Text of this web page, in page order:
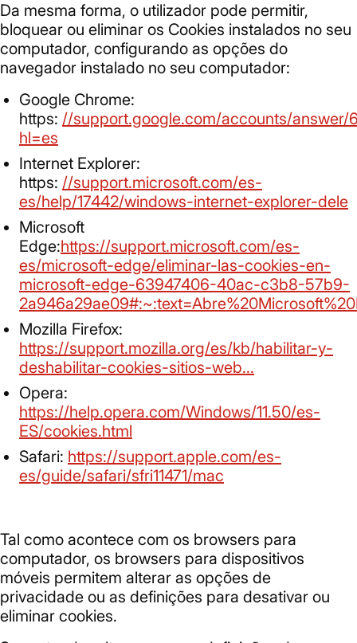
Da mesma forma, o utilizador pode permitir,
bloquear ou eliminar os Cookies instalados no seu
computador, configurando as opções do
navegador instalado no seu computador:
Google Chrome:
https: //support.google.com/accounts/answer/
hl=es
Internet Explorer:
https: //support.microsoft.com/es-
es/help/17442/windows-internet-explorer-dele
Microsoft
Edge:https://support.microsoft.com/es-
es/microsoft-edge/eliminar-las-cookies-en-
microsoft-edge-63947406-40ac-c3b8-57b9-
Mozilla Firefox:
https://support.mozilla.org/es/kb/habilitar-y-
deshabilitar-cookies-sitios-web...
Opera:
https://help.opera.com/Windows/11.50/es-
ES/cookies.html
Safari: https://support.apple.com/es-
es/guide/safari/sfri11471/mac
Tal como acontece com os browsers para
computador, os browsers para dispositivos
móveis permitem alterar as opções de
privacidade ou as definições para desativar ou
eliminar cookies.